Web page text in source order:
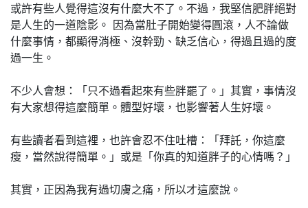
或許有些人覺得這沒有什麼大不了。不過，我堅信肥胖絕對
是人生的一道陰影。 因為當肚子開始變得圓滾，人不論做
什麼事情，都顯得消極、沒幹勁、缺乏信心，得過且過的度
過一生。
不少人會想：「只不過看起來有些胖罷了。」其實，事情沒
有大家想得這麼簡單。體型好壞，也影響著人生好壞。
有些讀者看到這裡，也許會忍不住吐槽：「拜託，你這麼
瘦，當然說得簡單。」或是「你真的知道胖子的心情嗎？」
其實，正因為我有過切膚之痛，所以才這麼說。